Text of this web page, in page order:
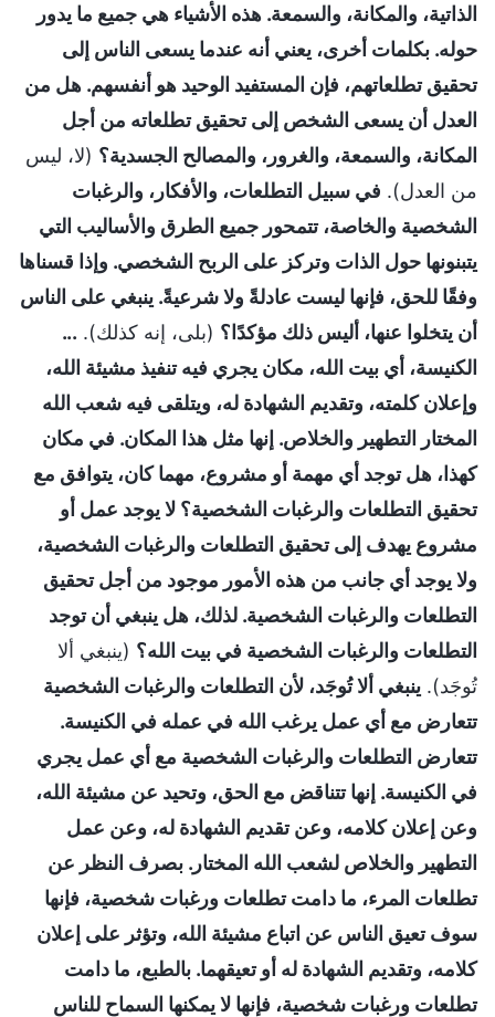
الذاتية، والمكانة، والسمعة. هذه الأشياء هي جميع ما يدور
حوله. بكلمات أخرى، يعني أنه عندما يسعى الناس إلى
تحقيق تطلعاتهم، فإن المستفيد الوحيد هو أنفسهم. هل من
العدل أن يسعى الشخص إلى تحقيق تطلعاته من أجل
المكانة، والسمعة، والغرور، والمصالح الجسدية؟ (لا، ليس
من العدل). في سبيل التطلعات، والأفكار، والرغبات
الشخصية والخاصة، تتمحور جميع الطرق والأساليب التي
يتبنونها حول الذات وتركز على الربح الشخصي. وإذا قسناها
وفقًا للحق، فإنها ليست عادلةً ولا شرعيةً. ينبغي على الناس
أن يتخلوا عنها، أليس ذلك مؤكدًا؟ (بلى، إنه كذلك). ...
الكنيسة، أي بيت الله، مكان يجري فيه تنفيذ مشيئة الله،
وإعلان كلمته، وتقديم الشهادة له، ويتلقى فيه شعب الله
المختار التطهير والخلاص. إنها مثل هذا المكان. في مكان
كهذا، هل توجد أي مهمة أو مشروع، مهما كان، يتوافق مع
تحقيق التطلعات والرغبات الشخصية؟ لا يوجد عمل أو
مشروع يهدف إلى تحقيق التطلعات والرغبات الشخصية،
ولا يوجد أي جانب من هذه الأمور موجود من أجل تحقيق
التطلعات والرغبات الشخصية. لذلك، هل ينبغي أن توجد
التطلعات والرغبات الشخصية في بيت الله؟ (ينبغي ألا
تُوجَد). ينبغي ألا تُوجَد، لأن التطلعات والرغبات الشخصية
تتعارض مع أي عمل يرغب الله في عمله في الكنيسة.
تتعارض التطلعات والرغبات الشخصية مع أي عمل يجري
في الكنيسة. إنها تتناقض مع الحق، وتحيد عن مشيئة الله،
وعن إعلان كلامه، وعن تقديم الشهادة له، وعن عمل
التطهير والخلاص لشعب الله المختار. بصرف النظر عن
تطلعات المرء، ما دامت تطلعات ورغبات شخصية، فإنها
سوف تعيق الناس عن اتباع مشيئة الله، وتؤثر على إعلان
كلامه، وتقديم الشهادة له أو تعيقهما. بالطبع، ما دامت
تطلعات ورغبات شخصية، فإنها لا يمكنها السماح للناس